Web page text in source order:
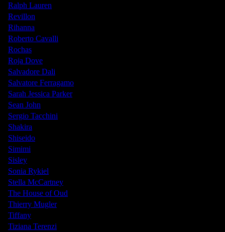
Ralph Lauren
Revillon
Rihanna
Roberto Cavalli
Rochas
Roja Dove
Salvadore Dali
Salvatore Ferragamo
Sarah Jessica Parker
Sean John
Sergio Tacchini
Shakira
Shiseido
Simimi
Sisley
Sonia Rykiel
Stella McCartney
The House of Oud
Thierry Mugler
Tiffany
Tiziana Terenzi